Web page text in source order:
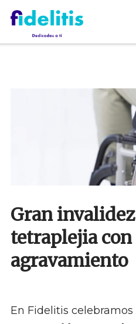
Gran
tetraplejia con
agravamiento
En Fidelitis